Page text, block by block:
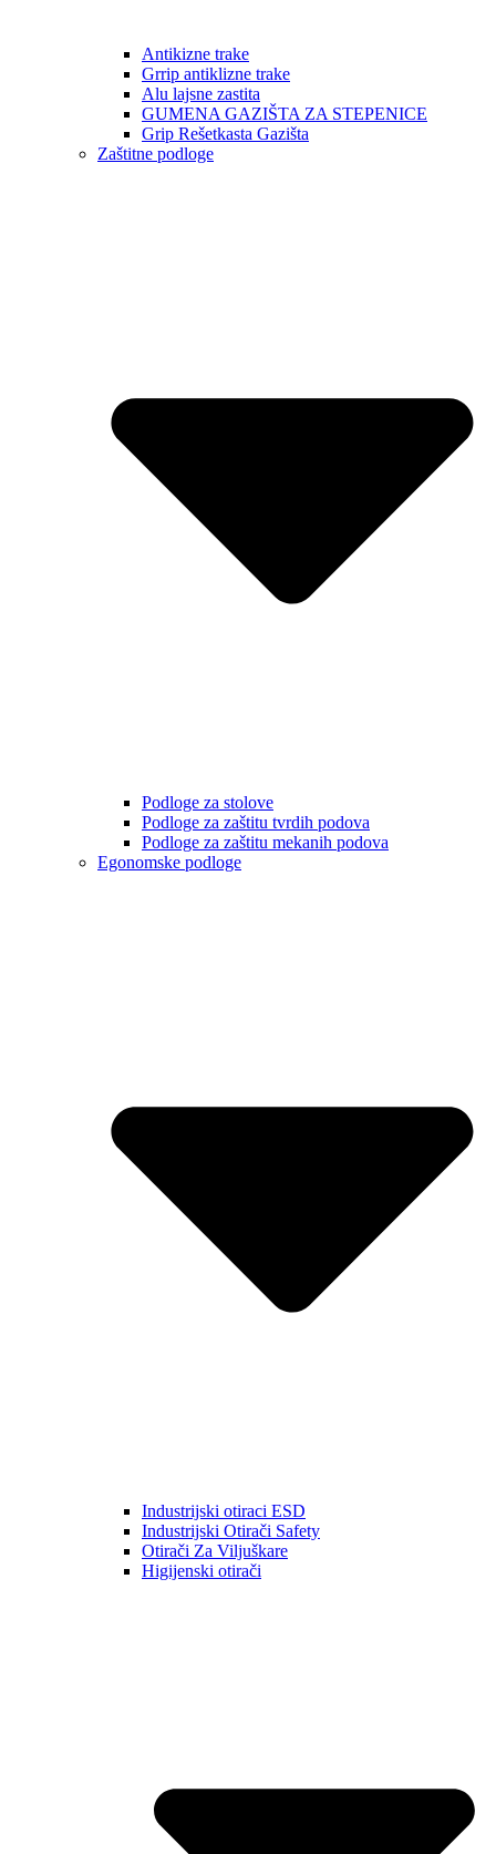
Antikizne trake
Grrip antiklizne trake
Alu lajsne zastita
GUMENA GAZIŠTA ZA STEPENICE
Grip Rešetkasta Gazišta
Zaštitne podloge
Podloge za stolove
Podloge za zaštitu tvrdih podova
Podloge za zaštitu mekanih podova
Egonomske podloge
Industrijski otiraci ESD
Industrijski Otirači Safety
Otirači Za Viljuškare
Higijenski otirači